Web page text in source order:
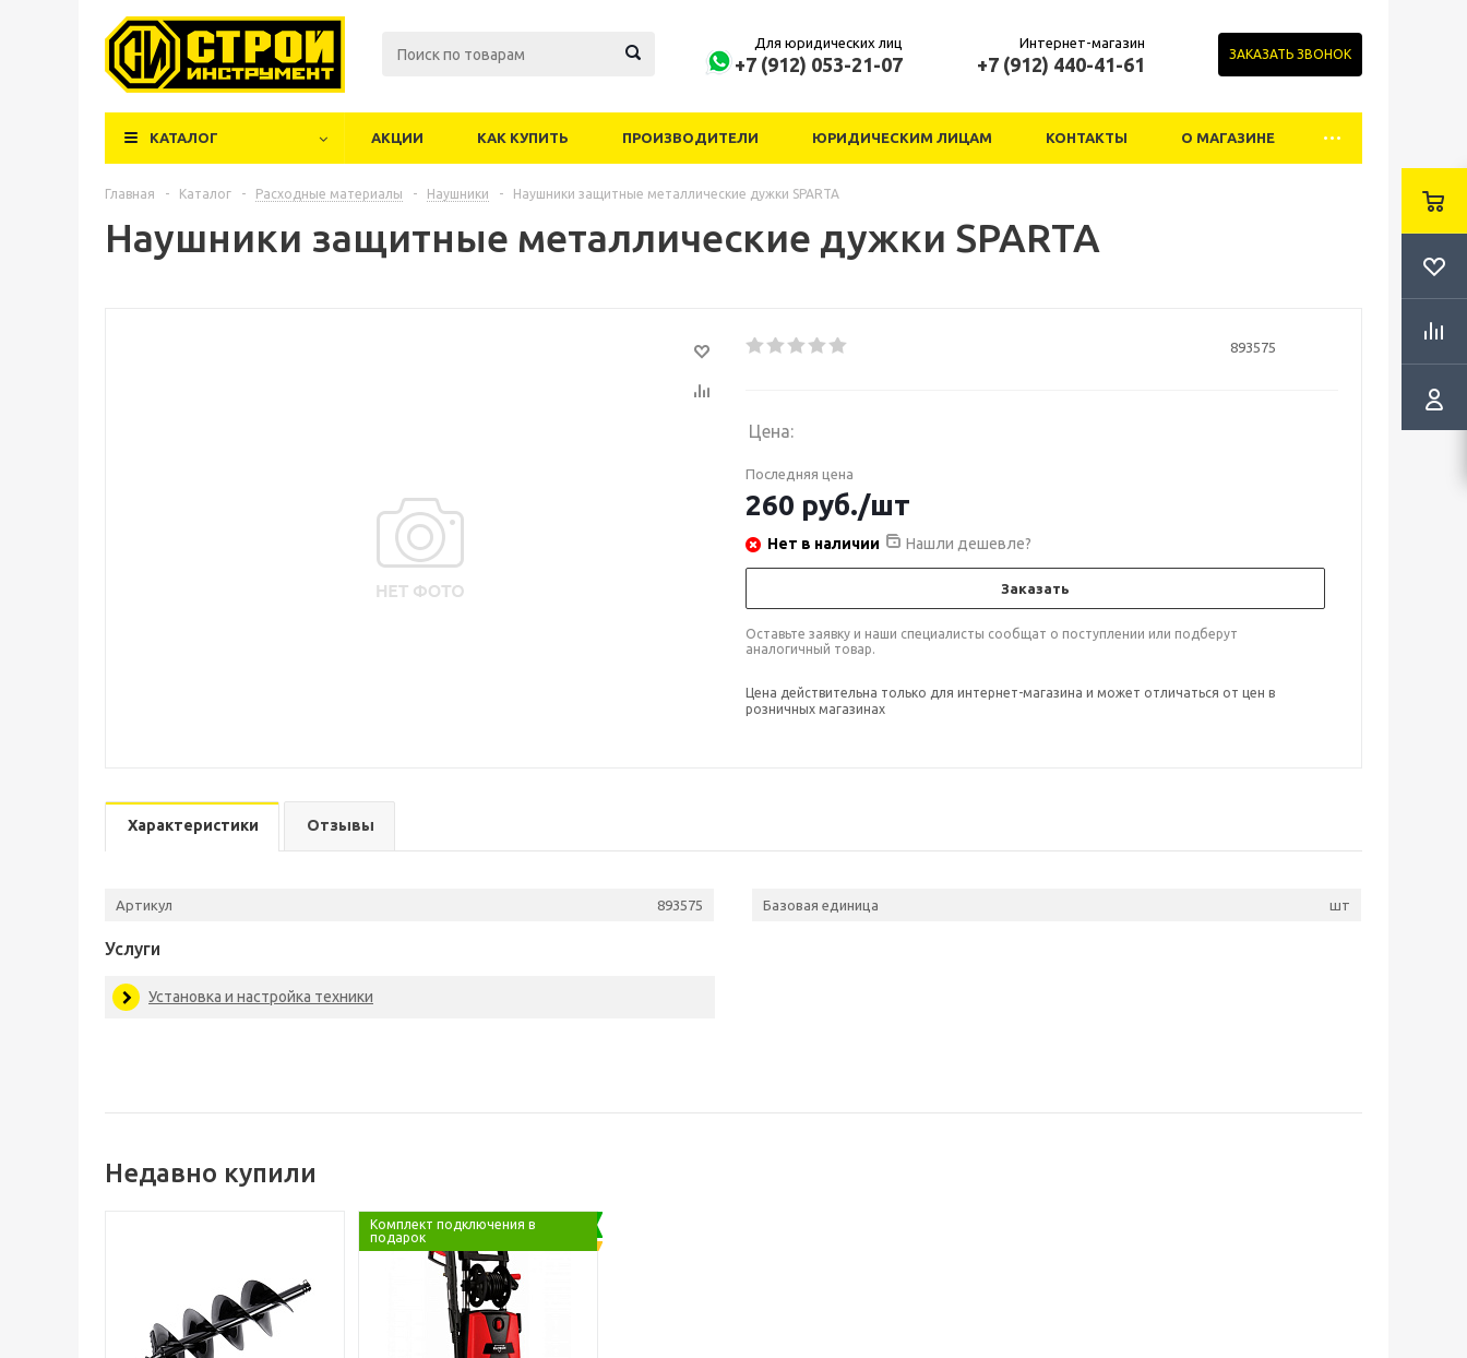
Для юридических лиц
+7 (912) 053-21-07
Интернет-магазин
+7 (912) 440-41-61 ЗАКАЗАТЬ ЗВОНОК
КАТАЛОГ АКЦИИ КАК КУПИТЬ ПРОИЗВОДИТЕЛИ ЮРИДИЧЕСКИМ ЛИЦАМ КОНТАКТЫ О МАГАЗИНЕ
Главная - Каталог - Расходные материалы - Наушники - Наушники защитные металлические дужки SPARTA
Наушники защитные металлические дужки SPARTA
893575
Цена:
Последняя цена
260 руб./шт
Нет в наличии Нашли дешевле?
Заказать
Оставьте заявку и наши специалисты сообщат о поступлении или подберут
аналогичный товар.
Цена действительна только для интернет-магазина и может отличаться от цен в
розничных магазинах
Характеристики Отзывы
Артикул 893575 Базовая единица шт
Услуги
Установка и настройка техники
Недавно купили
Комплект подключения в
подарок